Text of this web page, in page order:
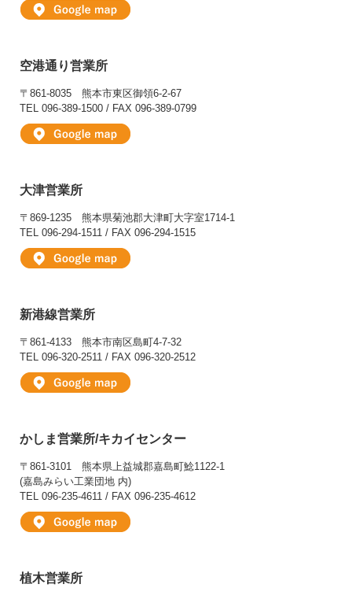
空港通り営業所
〒861-8035 熊本市東区御領6-2-67
TEL 096-389-1500 / FAX 096-389-0799
大津営業所
〒869-1235 熊本県菊池郡大津町大字室1714-1
TEL 096-294-1511 / FAX 096-294-1515
新港線営業所
〒861-4133 熊本市南区島町4-7-32
TEL 096-320-2511 / FAX 096-320-2512
かしま営業所/キカイセンター
〒861-3101 熊本県上益城郡嘉島町鯰1122-1
(嘉島みらい工業団地 内)
TEL 096-235-4611 / FAX 096-235-4612
植木営業所